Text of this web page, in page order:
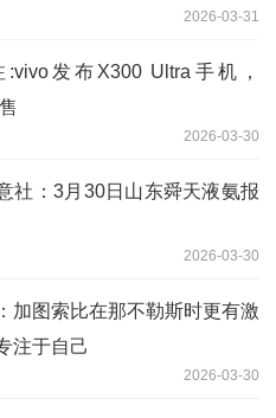
2026-03-31
发布X300 Ultra手机，
2026-03-30
社：3月30日山东舜天液氨报
2026-03-30
加图索比在那不勒斯时更有激
注于自己
2026-03-30